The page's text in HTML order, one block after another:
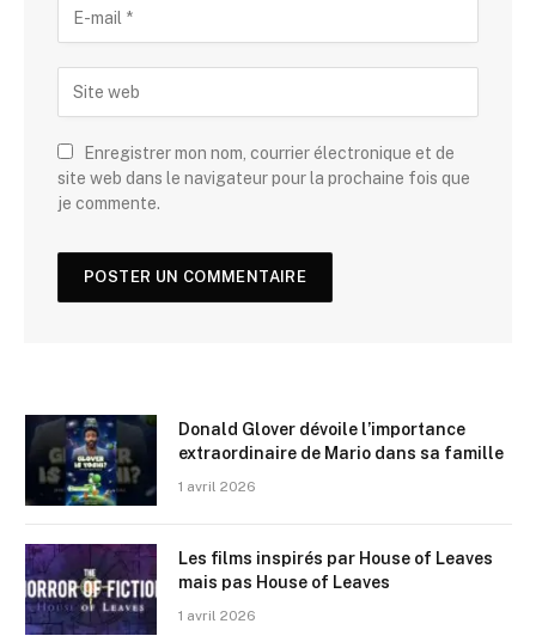
Enregistrer mon nom, courrier électronique et de
site web dans le navigateur pour la prochaine fois que
je commente.
Donald Glover dévoile l’importance
extraordinaire de Mario dans sa famille
1 avril 2026
Les films inspirés par House of Leaves
mais pas House of Leaves
1 avril 2026